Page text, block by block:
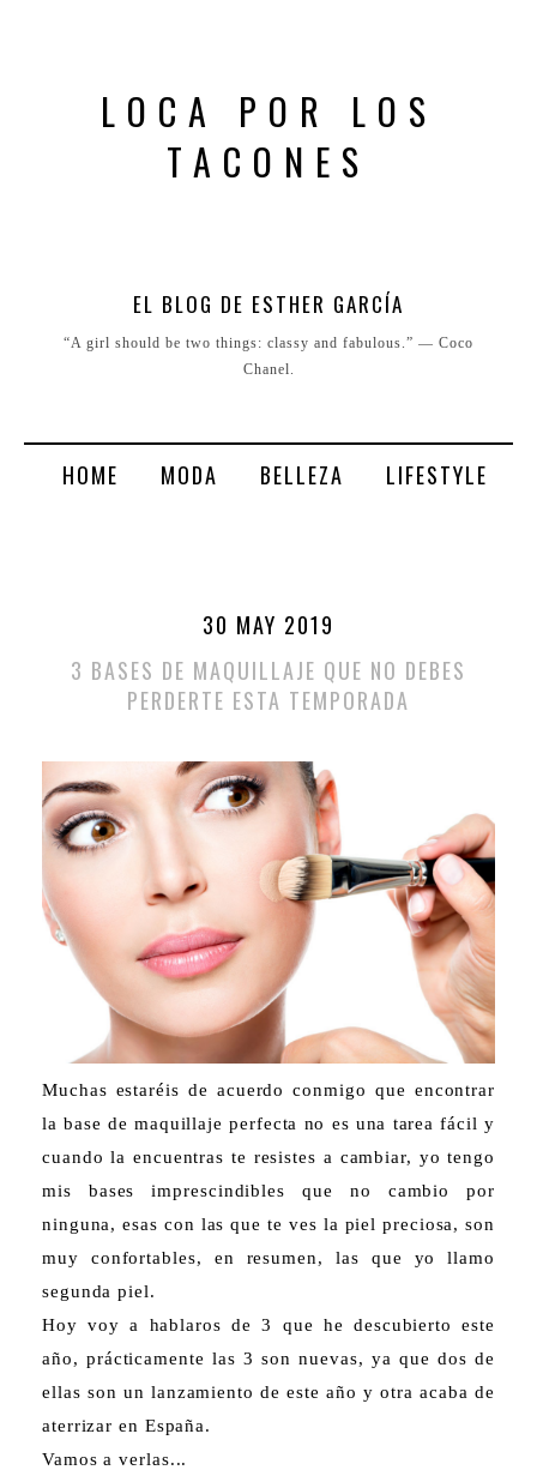
LOCA POR LOS
TACONES
EL BLOG DE ESTHER GARCÍA
“A girl should be two things: classy and fabulous.” ― Coco
Chanel.
HOME MODA BELLEZA LIFESTYLE
30 MAY 2019
3 BASES DE MAQUILLAJE QUE NO DEBES
PERDERTE ESTA TEMPORADA
Muchas estaréis de acuerdo conmigo que encontrar
la base de maquillaje perfecta no es una tarea fácil y
cuando la encuentras te resistes a cambiar, yo tengo
mis bases imprescindibles que no cambio por
ninguna, esas con las que te ves la piel preciosa, son
muy confortables, en resumen, las que yo llamo
segunda piel.
Hoy voy a hablaros de 3 que he descubierto este
año, prácticamente las 3 son nuevas, ya que dos de
ellas son un lanzamiento de este año y otra acaba de
aterrizar en España.
Vamos a verlas...